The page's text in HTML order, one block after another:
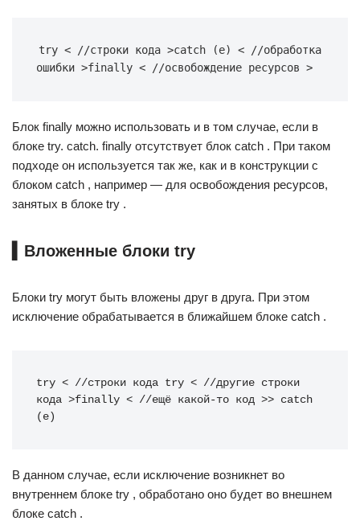
try < //строки кода >catch (e) < //обработка
ошибки >finally < //освобождение ресурсов >
Блок finally можно использовать и в том случае, если в
блоке try. catch. finally отсутствует блок catch . При таком
подходе он используется так же, как и в конструкции с
блоком catch , например — для освобождения ресурсов,
занятых в блоке try .
▍Вложенные блоки try
Блоки try могут быть вложены друг в друга. При этом
исключение обрабатывается в ближайшем блоке catch .
try < //строки кода try < //другие строки
кода >finally < //ещё какой-то код >> catch
(e)
В данном случае, если исключение возникнет во
внутреннем блоке try , обработано оно будет во внешнем
блоке catch .